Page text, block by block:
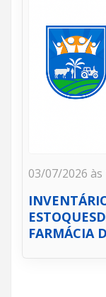
03/07/2026 às
FARMÁCIA